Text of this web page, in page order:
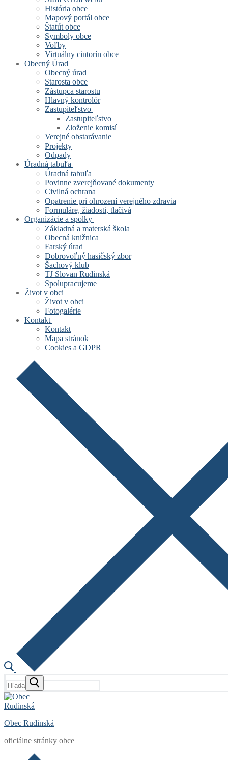
História obce
Mapový portál obce
Štatút obce
Symboly obce
Voľby
Virtuálny cintorín obce
Obecný Úrad
Obecný úrad
Starosta obce
Zástupca starostu
Hlavný kontrolór
Zastupiteľstvo
Zastupiteľstvo
Zloženie komisí
Verejné obstarávanie
Projekty
Odpady
Úradná tabuľa
Úradná tabuľa
Povinne zverejňované dokumenty
Civilná ochrana
Opatrenie pri ohrození verejného zdravia
Formuláre, žiadosti, tlačivá
Organizácie a spolky
Základná a materská škola
Obecná knižnica
Farský úrad
Dobrovoľný hasičský zbor
Šachový klub
TJ Slovan Rudinská
Spolupracujeme
Život v obci
Život v obci
Fotogalérie
Kontakt
Kontakt
Mapa stránok
Cookies a GDPR
Hľadať:
Obec Rudinská
oficiálne stránky obce